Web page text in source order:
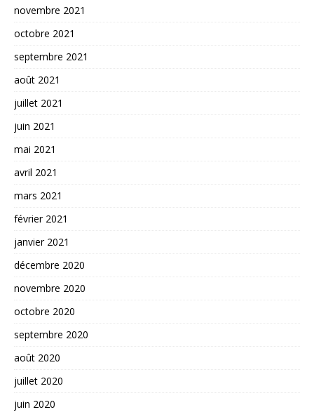
novembre 2021
octobre 2021
septembre 2021
août 2021
juillet 2021
juin 2021
mai 2021
avril 2021
mars 2021
février 2021
janvier 2021
décembre 2020
novembre 2020
octobre 2020
septembre 2020
août 2020
juillet 2020
juin 2020